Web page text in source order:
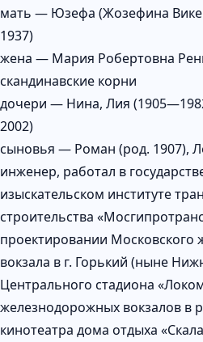
мать — Юзефа (Жозефина
1937)
жена — Мария Робертовна
скандинавские корни
дочери — Нина, Лия
2002)
сыновья — Роман (род. 1907),
инженер, работал в
изыскательском институте
строительства
проектировании Московского
вокзала в г. Горький (ныне
Центрального стадиона
железнодорожных вокзалов в
кинотеатра дома отдыха